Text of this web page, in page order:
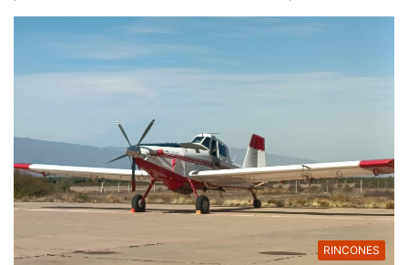
RINCONES